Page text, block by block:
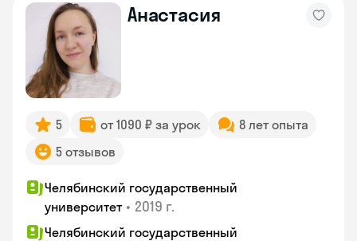
Анастасия
5 от 1090 ₽ за урок
8 лет опыта
5 отзывов
Челябинский государственный
университет • 2019 г.
Челябинский государственный